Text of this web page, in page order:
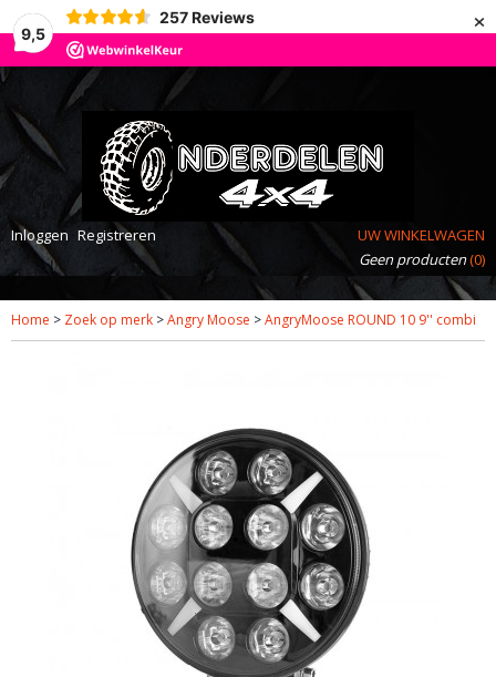
9,5
257 Reviews ×
Inloggen Registreren
UW WINKELWAGEN
Geen producten(0)
Home > Zoek op merk >Angry Moose >AngryMoose ROUND 10 9'' combi